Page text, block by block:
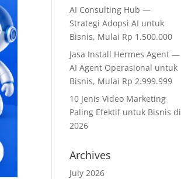
AI Consulting Hub —
Strategi Adopsi AI untuk
Bisnis, Mulai Rp 1.500.000
Jasa Install Hermes Agent —
AI Agent Operasional untuk
Bisnis, Mulai Rp 2.999.999
10 Jenis Video Marketing
Paling Efektif untuk Bisnis di
2026
Archives
July 2026